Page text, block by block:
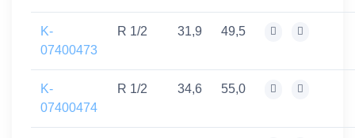
K-
07400473
R 1/2 31,9 49,5
K-
07400474
R 1/2 34,6 55,0